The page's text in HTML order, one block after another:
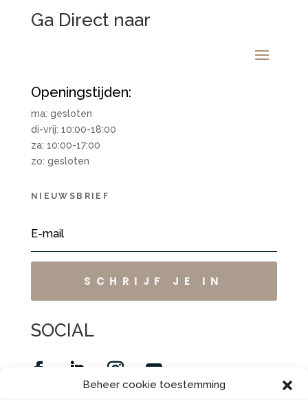
Beheer cookie toestemming
Ga Direct naar
Openingstijden:
ma: gesloten
di-vrij: 10:00-18:00
za: 10:00-17:00
zo: gesloten
NIEUWSBRIEF
SCHRIJF JE IN
SOCIAL